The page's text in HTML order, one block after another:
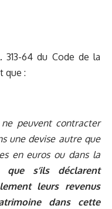
313-64 du Code de la
que :
peuvent contracter
une devise autre que
en euros ou dans la
que s’ils déclarent
leurs revenus
dans cette